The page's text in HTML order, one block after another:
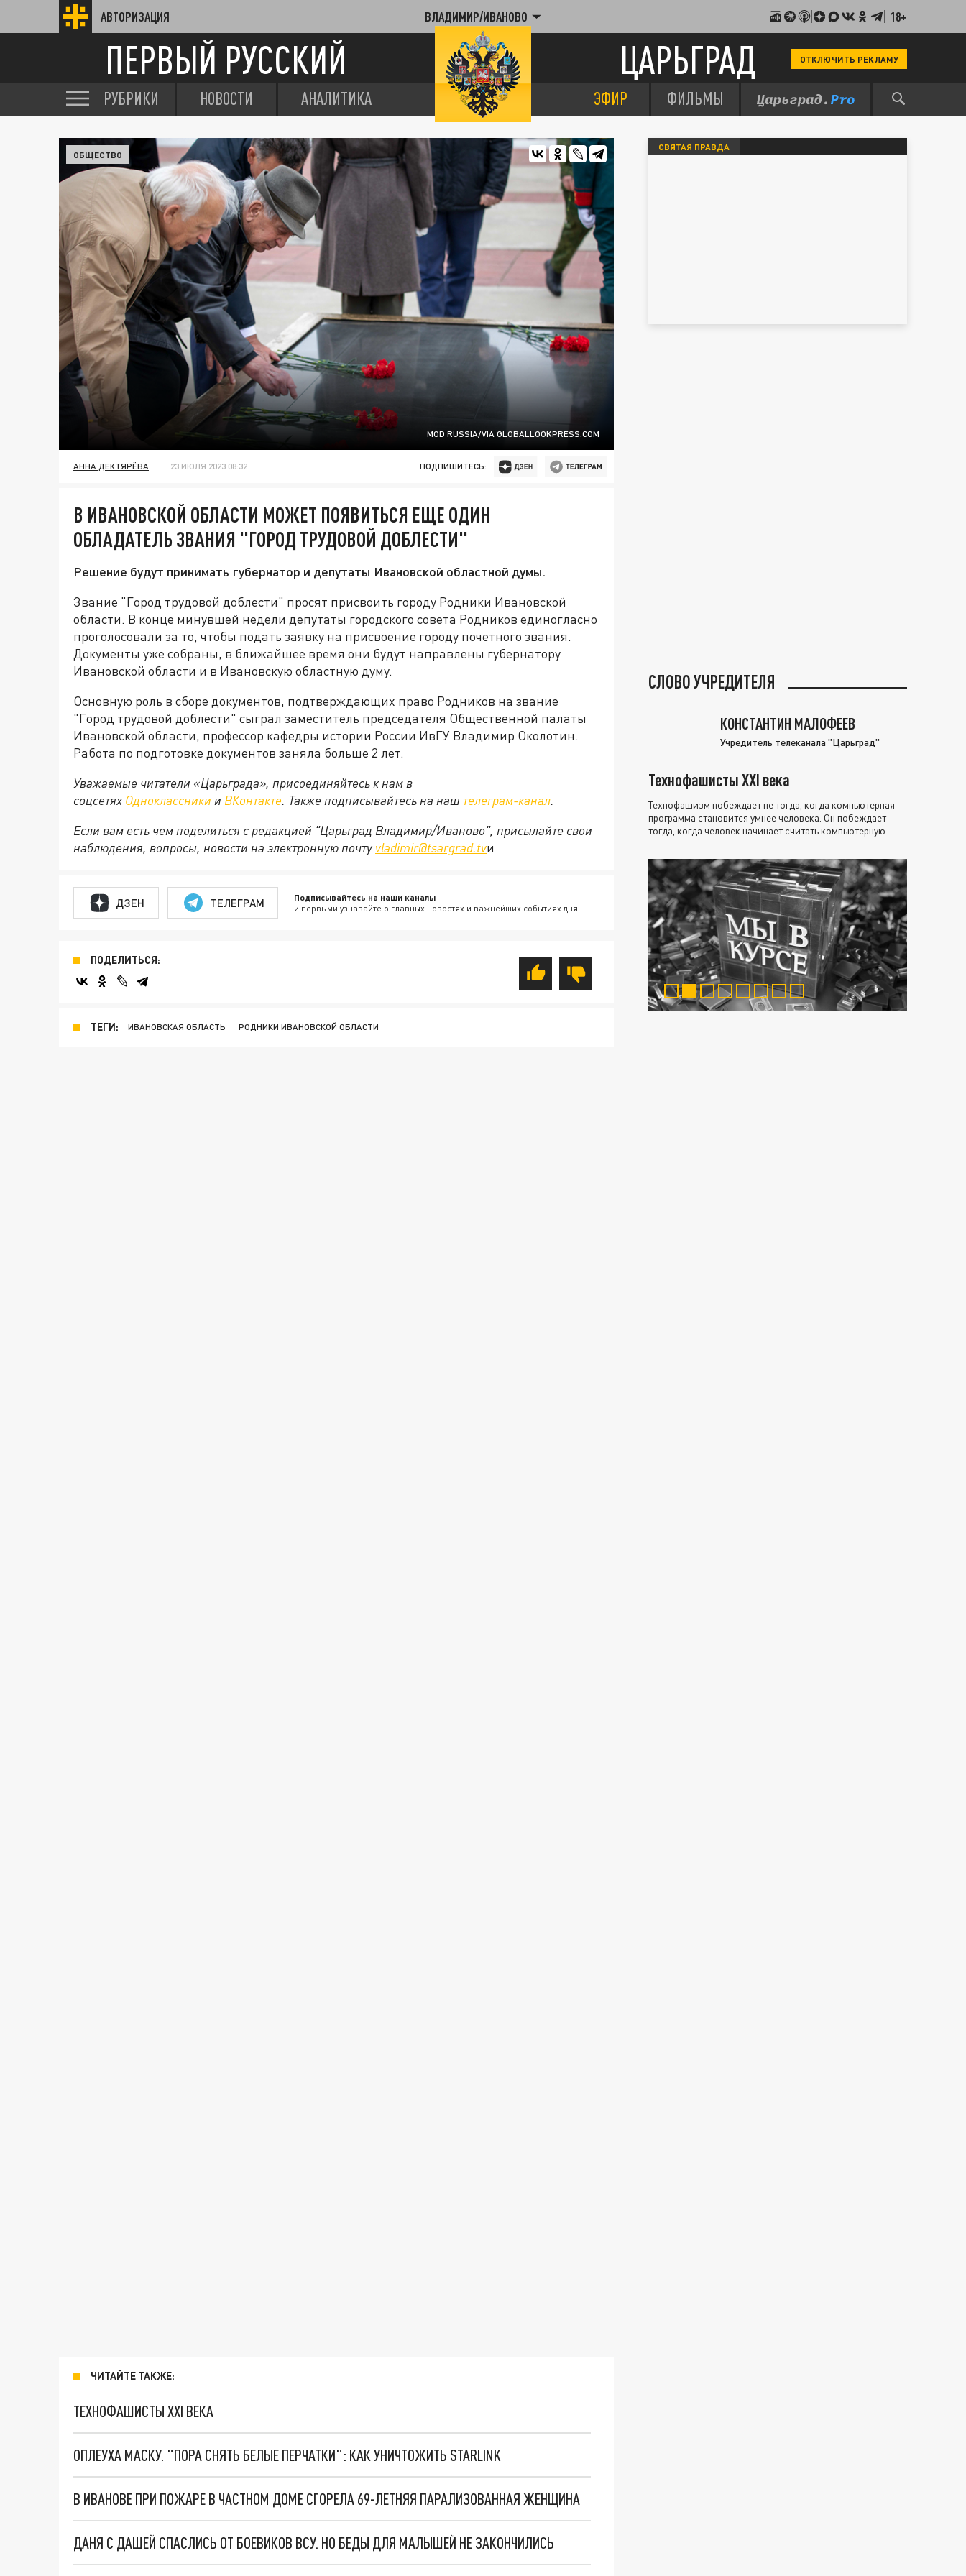
АВТОРИЗАЦИЯ ВЛАДИМИР/ИВАНОВО 18+
ПЕРВЫЙ РУССКИЙ ЦАРЬГРАД ОТКЛЮЧИТЬ РЕКЛАМУ
РУБРИКИ НОВОСТИ АНАЛИТИКА ЭФИР ФИЛЬМЫ
MOD RUSSIA/VIA GLOBALLOOKPRESS.COM
ОБЩЕСТВО
АННА ДЕКТЯРЁВА 23 ИЮЛЯ 2023 08:32 ПОДПИШИТЕСЬ:
В ИВАНОВСКОЙ ОБЛАСТИ МОЖЕТ ПОЯВИТЬСЯ ЕЩЕ ОДИН
ОБЛАДАТЕЛЬ ЗВАНИЯ "ГОРОД ТРУДОВОЙ ДОБЛЕСТИ"
Решение будут принимать губернатор и депутаты Ивановской областной думы.
Звание "Город трудовой доблести" просят присвоить городу Родники Ивановской
области. В конце минувшей недели депутаты городского совета Родников единогласно
проголосовали за то, чтобы подать заявку на присвоение городу почетного звания.
Документы уже собраны, в ближайшее время они будут направлены губернатору
Ивановской области и в Ивановскую областную думу.
Основную роль в сборе документов, подтверждающих право Родников на звание
"Город трудовой доблести" сыграл заместитель председателя Общественной палаты
Ивановской области, профессор кафедры истории России ИвГУ Владимир Околотин.
Работа по подготовке документов заняла больше 2 лет.
Уважаемые читатели «Царьграда», присоединяйтесь к нам в
соцсетях Одноклассники и ВКонтакте. Также подписывайтесь на наш телеграм-канал.
Если вам есть чем поделиться с редакцией "Царьград Владимир/Иваново", присылайте свои
наблюдения, вопросы, новости на электронную почту vladimir@tsargrad.tvи
ДЗЕН ТЕЛЕГРАМ Подписывайтесь на наши каналы
и первыми узнавайте о главных новостях и важнейших событиях дня.
ПОДЕЛИТЬСЯ:
ТЕГИ: ИВАНОВСКАЯ ОБЛАСТЬ РОДНИКИ ИВАНОВСКОЙ ОБЛАСТИ
ЧИТАЙТЕ ТАКЖЕ:
ТЕХНОФАШИСТЫ XXI ВЕКА
ОПЛЕУХА МАСКУ. "ПОРА СНЯТЬ БЕЛЫЕ ПЕРЧАТКИ": КАК УНИЧТОЖИТЬ STARLINK
В ИВАНОВЕ ПРИ ПОЖАРЕ В ЧАСТНОМ ДОМЕ СГОРЕЛА 69-ЛЕТНЯЯ ПАРАЛИЗОВАННАЯ ЖЕНЩИНА
ДАНЯ С ДАШЕЙ СПАСЛИСЬ ОТ БОЕВИКОВ ВСУ. НО БЕДЫ ДЛЯ МАЛЫШЕЙ НЕ ЗАКОНЧИЛИСЬ
СВЯТАЯ ПРАВДА
СЛОВО УЧРЕДИТЕЛЯ
КОНСТАНТИН МАЛОФЕЕВ
Учредитель телеканала "Царьград"
Технофашисты XXI века
Технофашизм побеждает не тогда, когда компьютерная
программа становится умнее человека. Он побеждает
тогда, когда человек начинает считать компьютерную